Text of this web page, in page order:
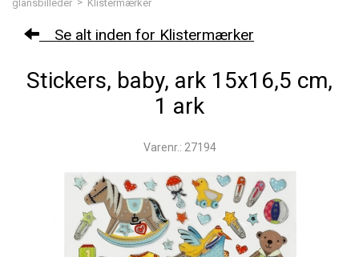
glansbilleder
Klistermærker
Se alt inden for Klistermærker
Stickers, baby, ark 15x16,5 cm,
1 ark
Varenr.: 27194